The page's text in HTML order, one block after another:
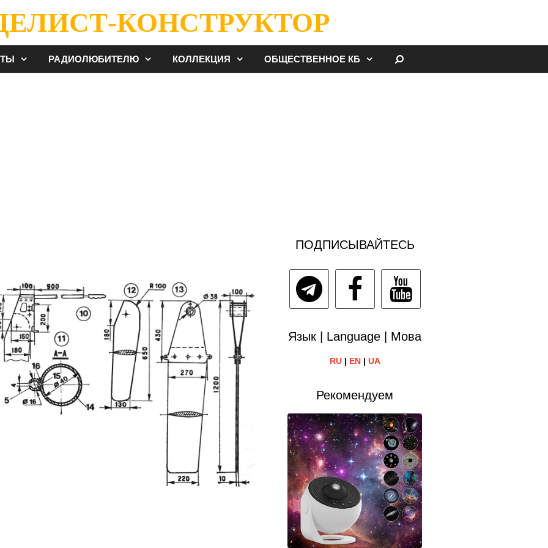
КОНСТРУКТОР
РАДИОЛЮБИТЕЛЮ КОЛЛЕКЦИЯ ОБЩЕСТВЕННОЕ КБ
ПОДПИСЫВАЙТЕСЬ
Язык | Language | Мова
RU| EN| UA
Рекомендуем